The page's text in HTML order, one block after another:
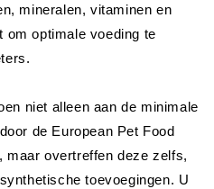
mineralen, vitaminen en
optimale voeding te
niet alleen aan de minimale
de European Pet Food
maar overtreffen deze zelfs,
toevoegingen. U